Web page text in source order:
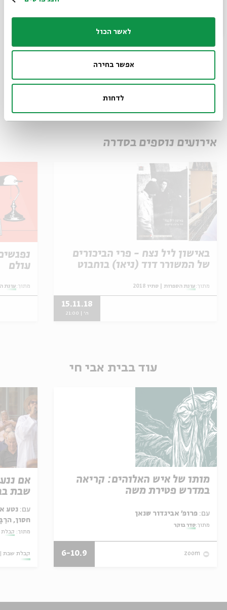
לאשר הכול
אפשר בחירה
לדחות
תגיות: יאיר קדר עמיחי חסון אירוע ספרות העברים איילת עפרים
אורי ברבש מרים ילן שטקליס
אושרה שוורץ כרמי זיסאפל הלית ישורון ערן ויץ
אירועים נוספים בסדרה
באישון ליל נצח - פרי הביכורים
של המשורר דוד (ניאו) בוחבוט
מתוך: עונת הספרות | סתיו 2018
15.11.18
ה' | 21:00
עולם
מתוך: עונת
עוד בבית אבי חי
מותו של איש האלוהים: קריאה
במדרש פטירת משה
עם:
מתוך:סדר בוקר
zoom
6-10.9
אם
שבת
עם: נטע
חסון,
הרוש
מתוך:
קבלת שבת